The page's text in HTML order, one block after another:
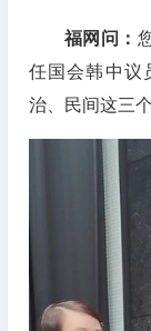
福网问：
任国会韩中议
治、民间这三